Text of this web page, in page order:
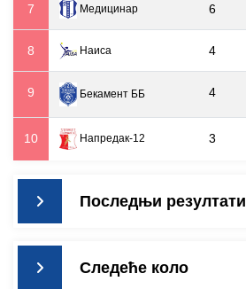
7 Медицинар 6
8 Наиса 4
9 Бекамент ББ 4
10 Напредак-12 3
Последњи резултати
Следеће коло